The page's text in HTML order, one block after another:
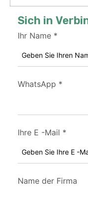
Sich in
Ihr Name *
WhatsApp *
Ihre E -Mail *
Name der Firma